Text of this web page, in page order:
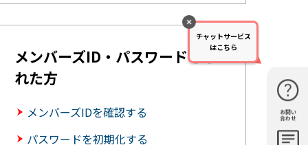
お問い
合わせ
購入・見
仕様・機
メンバーズID・パスワードを忘
れた方
メンバーズIDを確認する
パスワードを初期化する
チャットサービス
はこちら